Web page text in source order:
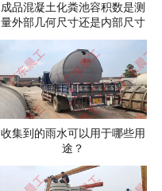
成品混凝土化粪池容积数是测
量外部几何尺寸还是内部尺寸
收集到的雨水可以用于哪些用
途？